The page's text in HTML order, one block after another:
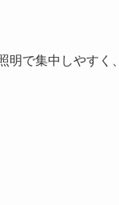
明で集中しやすく、